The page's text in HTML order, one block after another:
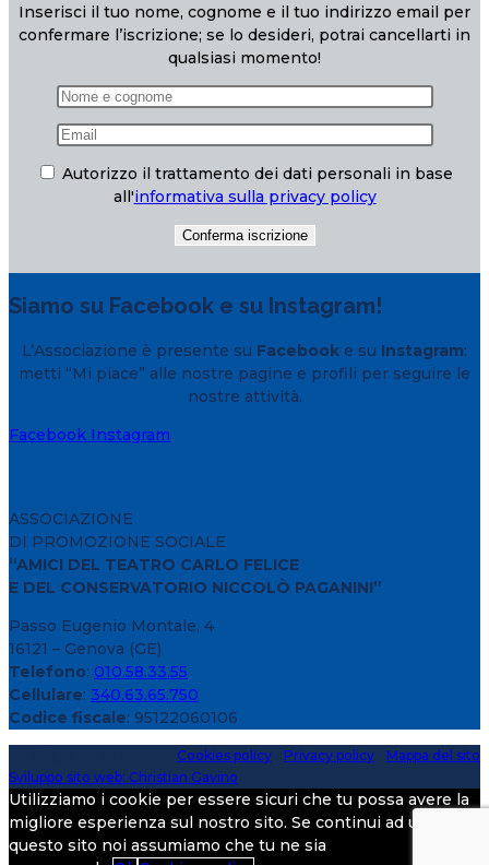
Inserisci il tuo nome, cognome e il tuo indirizzo email per
confermare l’iscrizione; se lo desideri, potrai cancellarti in
qualsiasi momento!
Autorizzo il trattamento dei dati personali in base
all'informativa sulla privacy policy
Siamo su Facebook e su Instagram!
L’Associazione è presente su Facebook e su Instagram:
metti “Mi piace” alle nostre pagine e profili per seguire le
nostre attività.
Facebook Instagram
ASSOCIAZIONE
DI PROMOZIONE SOCIALE
“AMICI DEL TEATRO CARLO FELICE
E DEL CONSERVATORIO NICCOLÒ PAGANINI”
Passo Eugenio Montale, 4
16121 – Genova (GE)
Telefono: 010.58.33.55
Cellulare: 340.63.65.750
Codice fiscale: 95122060106
Cookies policy Privacy policy
Mappa del sito
Sviluppo sito web: Christian Gavino
Utilizziamo i cookie per essere sicuri che tu possa avere la
migliore esperienza sul nostro sito. Se continui ad utilizzare
questo sito noi assumiamo che tu ne sia